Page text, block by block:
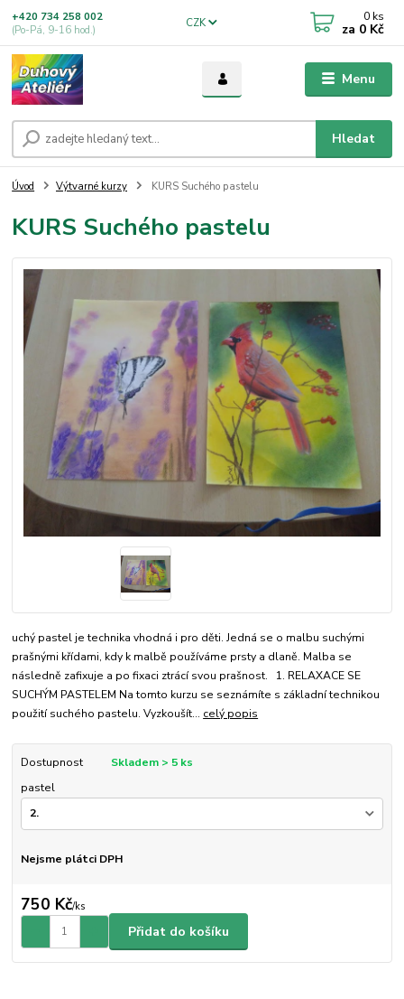
Menu
CZK
Hledat
+420 734 258 002
(Po-Pá, 9-16 hod.)
0 ks
za 0 Kč
Úvod Výtvarné kurzy KURS Suchého pastelu
KURS Suchého pastelu
uchý pastel je technika vhodná i pro děti. Jedná se o malbu suchými
prašnými křídami, kdy k malbě používáme prsty a dlaně. Malba se
následně zafixuje a po fixaci ztrácí svou prašnost. 1. RELAXACE SE
SUCHÝM PASTELEM Na tomto kurzu se seznámíte s základní technikou
použití suchého pastelu. Vyzkoušít... celý popis
Dostupnost
Skladem > 5 ks
pastel
Nejsme plátci DPH
750 Kč/ks
Přidat do košíku